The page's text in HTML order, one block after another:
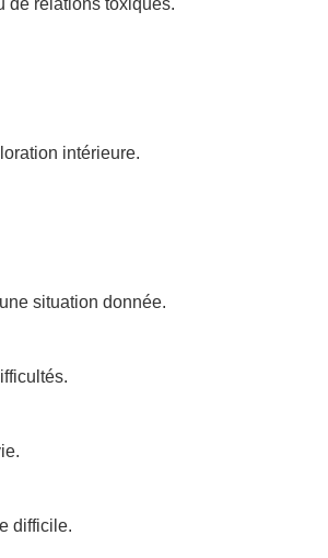
intérieure.
situation donnée.
difficile.